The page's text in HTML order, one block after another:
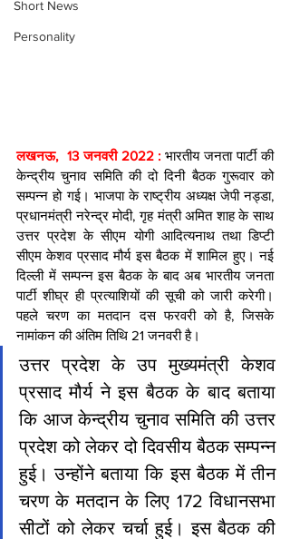
Short News
Personality
लखनऊ,  13 जनवरी 2022 : भारतीय जनता पार्टी की
केन्द्रीय चुनाव समिति की दो दिनी बैठक गुरूवार को
सम्पन्न हो गई। भाजपा के राष्ट्रीय अध्यक्ष जेपी नड्डा,
प्रधानमंत्री नरेन्द्र मोदी, गृह मंत्री अमित शाह के साथ
उत्तर प्रदेश के सीएम योगी आदित्यनाथ तथा डिप्टी
सीएम केशव प्रसाद मौर्य इस बैठक में शामिल हुए। नई
दिल्ली में सम्पन्न इस बैठक के बाद अब भारतीय जनता
पार्टी शीघ्र ही प्रत्याशियों की सूची को जारी करेगी।
पहले चरण का मतदान दस फरवरी को है, जिसके
नामांकन की अंतिम तिथि 21 जनवरी है।
उत्तर प्रदेश के उप मुख्यमंत्री केशव
प्रसाद मौर्य ने इस बैठक के बाद बताया
कि आज केन्द्रीय चुनाव समिति की उत्तर
प्रदेश को लेकर दो दिवसीय बैठक सम्पन्न
हुई। उन्होंने बताया कि इस बैठक में तीन
चरण के मतदान के लिए 172 विधानसभा
सीटों को लेकर चर्चा हुई। इस बैठक की